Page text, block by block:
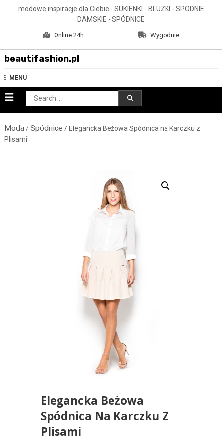
modowe inspiracje dla Ciebie - SUKIENKI - BLUZKI - SPODNIE
DAMSKIE - SPÓDNICE
Online 24h Wygodnie
beautifashion.pl
MENU
Search
for:
Moda/Spódnice / Elegancka Beżowa Spódnica na Karczku z
Plisami
Elegancka Beżowa
Spódnica Na Karczku Z
Plisami